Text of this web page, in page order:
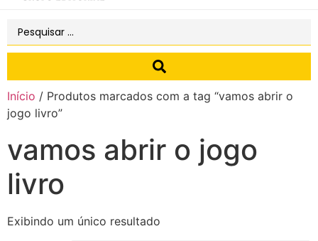
Início / Produtos marcados com a tag “vamos abrir o
jogo livro”
vamos abrir o jogo
livro
Exibindo um único resultado